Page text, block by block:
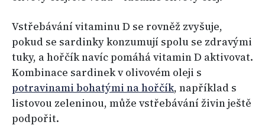
Vstřebávání vitaminu D se rovněž zvyšuje,
pokud se sardinky konzumují spolu se zdravými
tuky, a hořčík navíc pomáhá vitamin D aktivovat.
Kombinace sardinek v olivovém oleji s
potravinami bohatými na hořčík, například s
listovou zeleninou, může vstřebávání živin ještě
podpořit.